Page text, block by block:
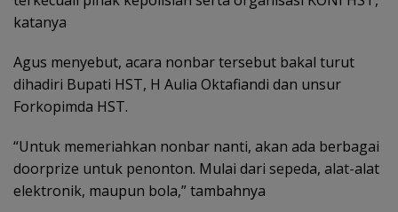
katanya
Agus menyebut, acara nonbar tersebut bakal turut
dihadiri Bupati HST, H Aulia Oktafiandi dan unsur
Forkopimda HST.
“Untuk memeriahkan nonbar nanti, akan ada berbagai
doorprize untuk penonton. Mulai dari sepeda, alat-alat
elektronik, maupun bola,” tambahnya